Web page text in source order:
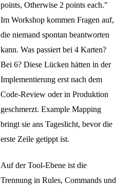
points, Otherwise 2 points each."
Im Workshop kommen Fragen auf,
die niemand spontan beantworten
kann. Was passiert bei 4 Karten?
Bei 6? Diese Lücken hätten in der
Implementierung erst nach dem
Code-Review oder in Produktion
geschmerzt. Example Mapping
bringt sie ans Tageslicht, bevor die
erste Zeile getippt ist.
Auf der Tool-Ebene ist die
Trennung in Rules, Commands und